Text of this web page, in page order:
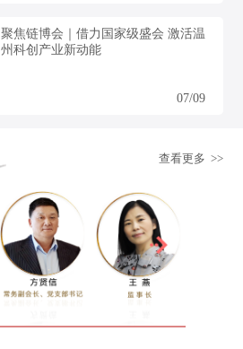
聚焦链博会｜借力国家级盛会 激活温
州科创产业新动能
07/09
查看更多 >>